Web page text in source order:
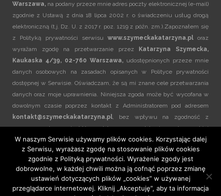
Warszawa, na podany przeze mnie adres poczty elektronicznej (e-mail)
zgodnie z Ustawą z dnia 18 lipca 2002 r. o świadczeniu usług drogą
elektroniczną (t.j. Dz. U. z 2017 r. poz. 1219 z późn. zm.).Zapoznałem się
z Polityką prywatności serwisu www.szymeckakatarzyna.pl oraz
wyrażam zgodę na przetwarzanie przez
Katarzyna Szymecka,
Kaukaska 4/39, 02-760 Warszawa, udostępnionych przeze mnie
danych osobowych na zasadach opisanych w
Polityce prywatności
dostępnej w Serwisie. Oświadczam, że są mi znane cele przetwarzania
danych oraz moje uprawnienia. Niniejsza zgoda może być wycofana w
dowolnym czasie poprzez kontakt z Administratorem pod adresem
kontakt@szymeckakatarzyna.pl, bez wpływu na zgodność z
prawem przetwarzania, którego dokonano na podstawie zgody przed jej
cofnięciem.
W naszym Serwisie używamy plików cookies. Korzystając dalej
z Serwisu, wyrażasz zgodę na stosowanie plików cookies
zgodnie z Polityką prywatności. Wyrażenie zgody jest
dobrowolne, w każdej chwili można ją cofnąć poprzez zmianę
ustawień dotyczących plików „cookies” w używanej
przeglądarce internetowej. Kliknij „Akceptuję”, aby ta informacja